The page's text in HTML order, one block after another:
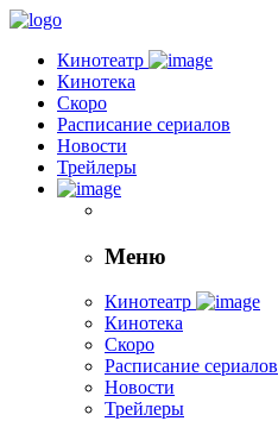
Кинотеатр
Кинотека
Скоро
Расписание сериалов
Новости
Трейлеры
Меню
Кинотеатр
Кинотека
Скоро
Расписание сериалов
Новости
Трейлеры